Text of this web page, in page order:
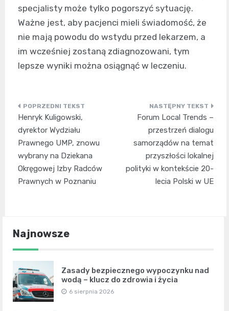
specjalisty może tylko pogorszyć sytuację.
Ważne jest, aby pacjenci mieli świadomość, że
nie mają powodu do wstydu przed lekarzem, a
im wcześniej zostaną zdiagnozowani, tym
lepsze wyniki można osiągnąć w leczeniu.
Nawigacja
wpisu
Henryk Kuligowski,
dyrektor Wydziału
Prawnego UMP, znowu
wybrany na Dziekana
Okręgowej Izby Radców
Prawnych w Poznaniu
Forum Local Trends –
przestrzeń dialogu
samorządów na temat
przyszłości lokalnej
polityki w kontekście 20-
lecia Polski w UE
Najnowsze
Zasady bezpiecznego wypoczynku nad
wodą – klucz do zdrowia i życia
6 sierpnia 2026